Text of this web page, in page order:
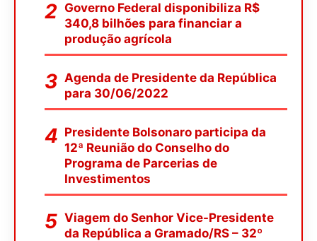
Governo Federal disponibiliza R$
340,8 bilhões para financiar a
produção agrícola
Agenda de Presidente da República
para 30/06/2022
Presidente Bolsonaro participa da
12ª Reunião do Conselho do
Programa de Parcerias de
Investimentos
Viagem do Senhor Vice-Presidente
da República a Gramado/RS – 32º